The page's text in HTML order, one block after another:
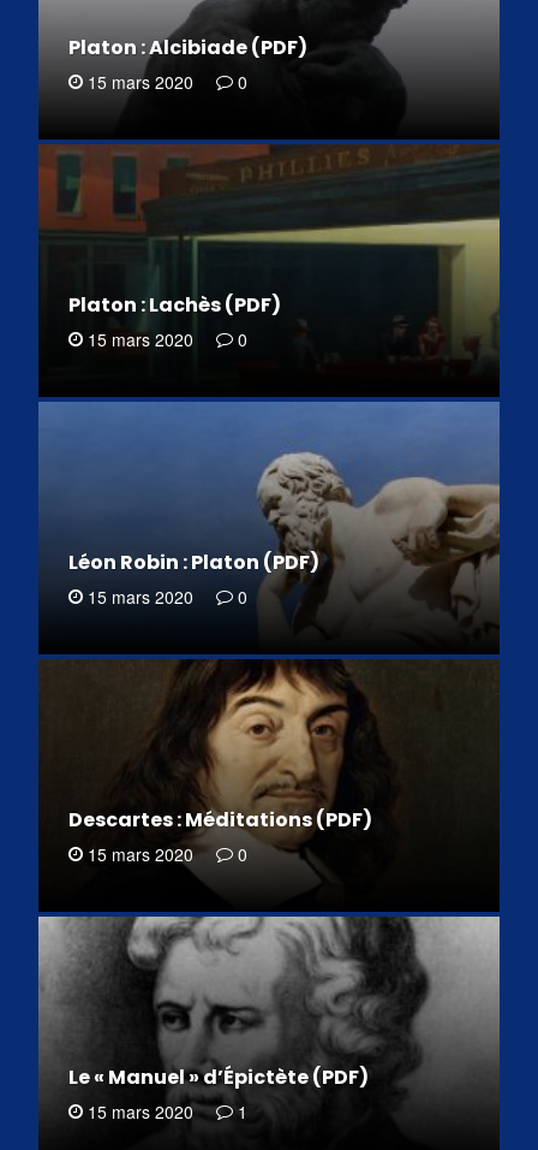
Platon : Alcibiade (PDF)
15 mars 2020 0
Platon : Lachès (PDF)
15 mars 2020 0
Léon Robin : Platon (PDF)
15 mars 2020 0
Descartes : Méditations (PDF)
15 mars 2020 0
Le « Manuel » d’Épictète (PDF)
15 mars 2020 1